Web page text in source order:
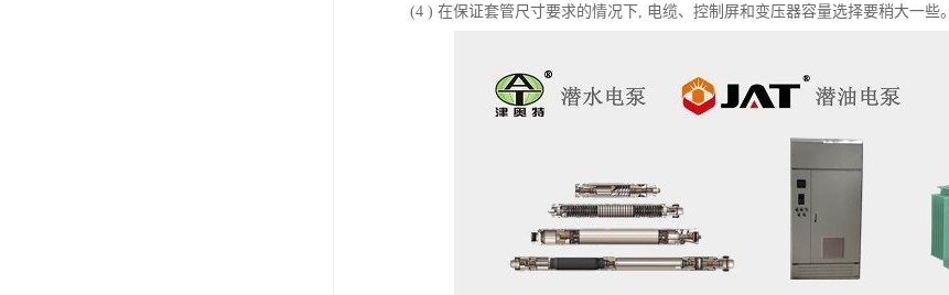
(4 ) 在保证套管尺寸要求的情况下, 电缆、控制屏和变压器容量选择要稍大一些。